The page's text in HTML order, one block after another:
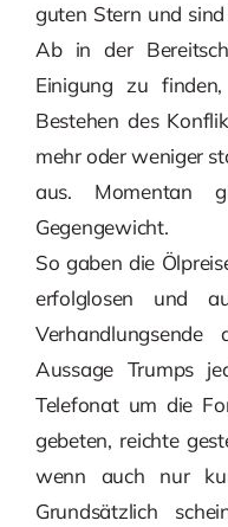
guten Stern und
Ab in der
Einigung zu
Bestehen des
mehr oder weniger
aus. Momentan
Gegengewicht.
So gaben die
erfolglosen und
Aussage Trumps
Telefonat um die
gebeten, reichte
wenn auch nur
Grundsätzlich